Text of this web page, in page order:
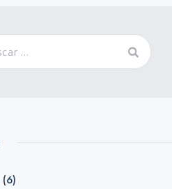
(6)